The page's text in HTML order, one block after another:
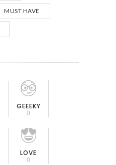
MUST HAVE
GEEEKY
0
LOVE
0